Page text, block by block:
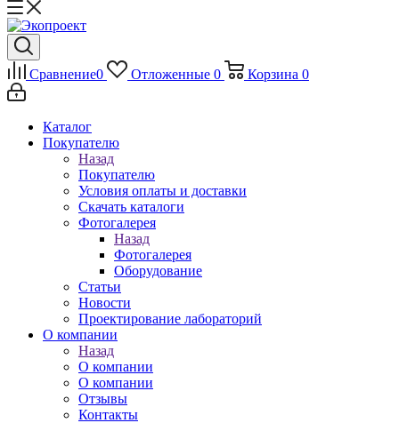
Сравнение0 Отложенные 0 Корзина 0
Каталог
Покупателю
Назад
Покупателю
Условия оплаты и доставки
Скачать каталоги
Фотогалерея
Назад
Фотогалерея
Оборудование
Статьи
Новости
Проектирование лабораторий
О компании
Назад
О компании
О компании
Отзывы
Контакты